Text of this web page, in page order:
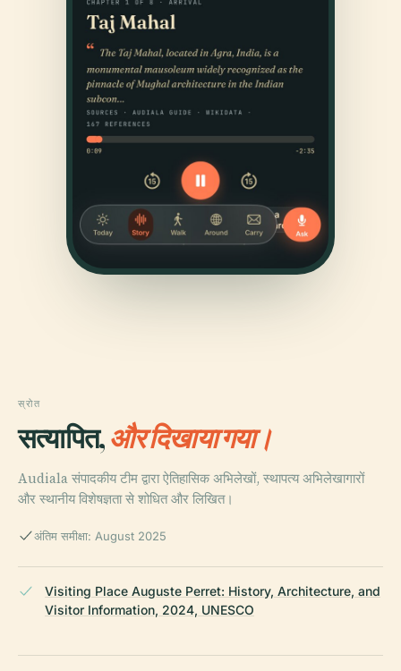
स्रोत
सत्यापित,और दिखाया गया।
Audiala संपादकीय टीम द्वारा ऐतिहासिक अभिलेखों, स्थापत्य अभिलेखागारों
और स्थानीय विशेषज्ञता से शोधित और लिखित।
अंतिम समीक्षा: August 2025
Visiting Place Auguste Perret: History, Architecture, and
Visitor Information, 2024, UNESCO